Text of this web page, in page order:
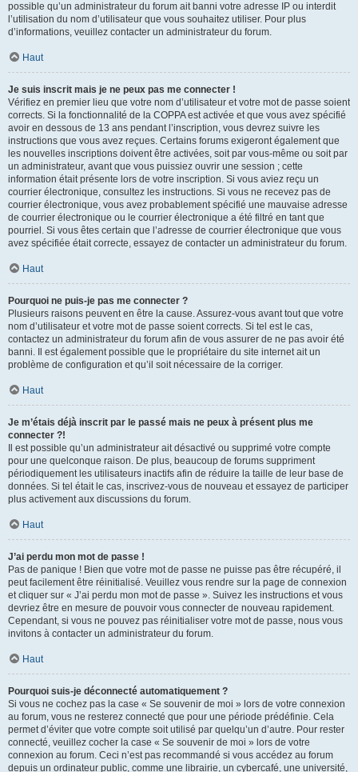
possible qu’un administrateur du forum ait banni votre adresse IP ou interdit
l’utilisation du nom d’utilisateur que vous souhaitez utiliser. Pour plus
d’informations, veuillez contacter un administrateur du forum.
Haut
Je suis inscrit mais je ne peux pas me connecter !
Vérifiez en premier lieu que votre nom d’utilisateur et votre mot de passe soient
corrects. Si la fonctionnalité de la COPPA est activée et que vous avez spécifié
avoir en dessous de 13 ans pendant l’inscription, vous devrez suivre les
instructions que vous avez reçues. Certains forums exigeront également que
les nouvelles inscriptions doivent être activées, soit par vous-même ou soit par
un administrateur, avant que vous puissiez ouvrir une session ; cette
information était présente lors de votre inscription. Si vous aviez reçu un
courrier électronique, consultez les instructions. Si vous ne recevez pas de
courrier électronique, vous avez probablement spécifié une mauvaise adresse
de courrier électronique ou le courrier électronique a été filtré en tant que
pourriel. Si vous êtes certain que l’adresse de courrier électronique que vous
avez spécifiée était correcte, essayez de contacter un administrateur du forum.
Haut
Pourquoi ne puis-je pas me connecter ?
Plusieurs raisons peuvent en être la cause. Assurez-vous avant tout que votre
nom d’utilisateur et votre mot de passe soient corrects. Si tel est le cas,
contactez un administrateur du forum afin de vous assurer de ne pas avoir été
banni. Il est également possible que le propriétaire du site internet ait un
problème de configuration et qu’il soit nécessaire de la corriger.
Haut
Je m’étais déjà inscrit par le passé mais ne peux à présent plus me
connecter ?!
Il est possible qu’un administrateur ait désactivé ou supprimé votre compte
pour une quelconque raison. De plus, beaucoup de forums suppriment
périodiquement les utilisateurs inactifs afin de réduire la taille de leur base de
données. Si tel était le cas, inscrivez-vous de nouveau et essayez de participer
plus activement aux discussions du forum.
Haut
J’ai perdu mon mot de passe !
Pas de panique ! Bien que votre mot de passe ne puisse pas être récupéré, il
peut facilement être réinitialisé. Veuillez vous rendre sur la page de connexion
et cliquer sur « J’ai perdu mon mot de passe ». Suivez les instructions et vous
devriez être en mesure de pouvoir vous connecter de nouveau rapidement.
Cependant, si vous ne pouvez pas réinitialiser votre mot de passe, nous vous
invitons à contacter un administrateur du forum.
Haut
Pourquoi suis-je déconnecté automatiquement ?
Si vous ne cochez pas la case « Se souvenir de moi » lors de votre connexion
au forum, vous ne resterez connecté que pour une période prédéfinie. Cela
permet d’éviter que votre compte soit utilisé par quelqu’un d’autre. Pour rester
connecté, veuillez cocher la case « Se souvenir de moi » lors de votre
connexion au forum. Ceci n’est pas recommandé si vous accédez au forum
depuis un ordinateur public, comme une librairie, un cybercafé, une université,